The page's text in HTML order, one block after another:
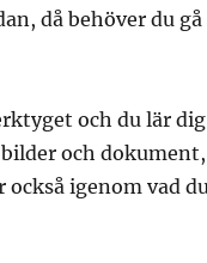
då behöver du
och du lär
och
också igenom vad